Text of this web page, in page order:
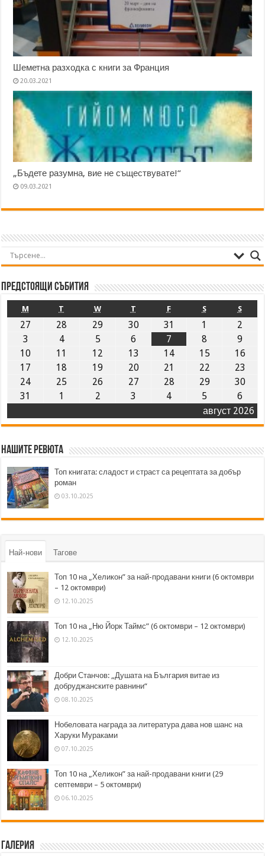
Шеметна разходка с книги за Франция
20.03.2021
„Бъдете разумна, вие не съществувате!“
09.03.2021
Предстоящи събития
август 2026
M T W T F S S
27 28 29 30 31 1
2
3
4 5 6 7 8
9
10
11 12 13 14 15
16
17
18 19 20 21 22
23
24
25 26 27 28 29
30
31
1 2 3 4 5 6
Нашите ревюта
Топ книгата: сладост и страст са рецептата за добър
роман
03.10.2025
Най-нови Тагове
Топ 10 на „Хеликон” за най-продавани книги (6 октомври
– 12 октомври)
12.10.2025
Топ 10 на „Ню Йорк Таймс” (6 октомври – 12 октомври)
12.10.2025
Добри Станчов: „Душата на България витае из
добруджанските равнини“
08.10.2025
Нобеловата награда за литература дава нов шанс на
Харуки Мураками
07.10.2025
Топ 10 на „Хеликон” за най-продавани книги (29
септември – 5 октомври)
06.10.2025
Галерия